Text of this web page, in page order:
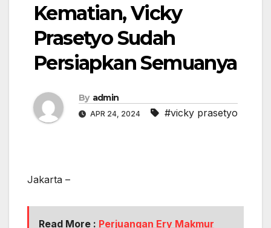
Kematian, Vicky
Prasetyo Sudah
Persiapkan Semuanya
By admin
APR 24, 2024 #vicky prasetyo
Jakarta –
Read More : Perjuangan Ery Makmur